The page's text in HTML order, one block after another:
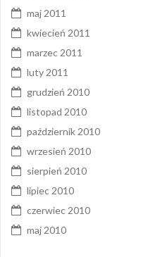
maj 2011
kwiecień 2011
marzec 2011
luty 2011
grudzień 2010
listopad 2010
październik 2010
wrzesień 2010
sierpień 2010
lipiec 2010
czerwiec 2010
maj 2010